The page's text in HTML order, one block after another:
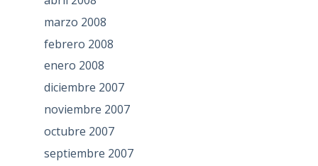
marzo 2008
febrero 2008
enero 2008
diciembre 2007
noviembre 2007
octubre 2007
septiembre 2007